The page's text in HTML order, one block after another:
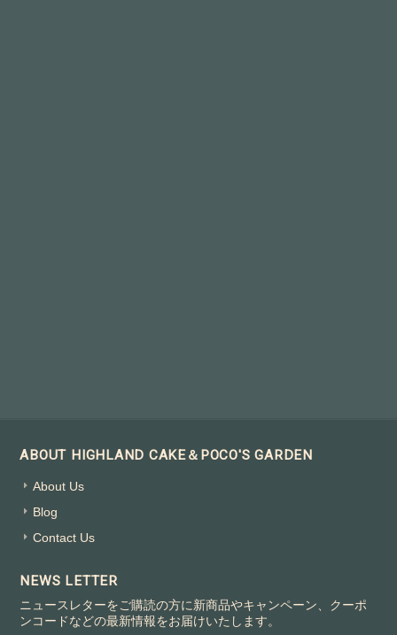
ABOUT HIGHLAND CAKE＆POCO'S GARDEN
About Us
Blog
Contact Us
NEWS LETTER
ニュースレターをご購読の方に新商品やキャンペーン、クーポ
ンコードなどの最新情報をお届けいたします。